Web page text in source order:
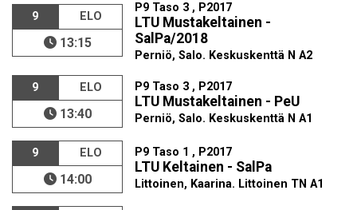
9 ELO
13:15
P9 Taso 3 , P2017
LTU Mustakeltainen -
SalPa/2018
Perniö, Salo. Keskuskenttä N A2
9 ELO
13:40
P9 Taso 3 , P2017
LTU Mustakeltainen - PeU
Perniö, Salo. Keskuskenttä N A1
9 ELO
14:00
P9 Taso 1 , P2017
LTU Keltainen - SalPa
Littoinen, Kaarina. Littoinen TN A1